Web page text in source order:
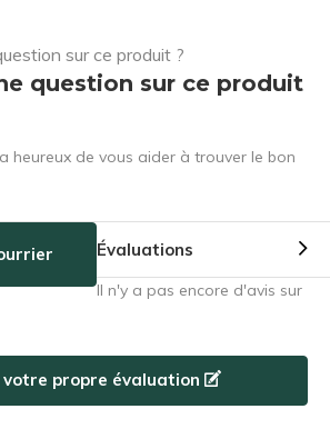
question sur ce produit
heureux de vous aider à trouver le bon
Évaluations
Il n'y a pas encore d'avis sur
votre propre évaluation